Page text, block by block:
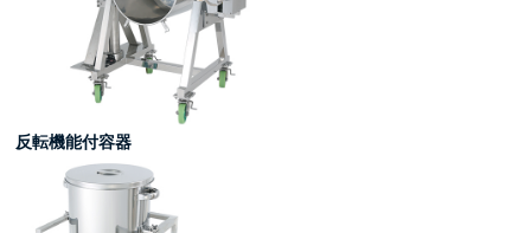
反転機能付容器